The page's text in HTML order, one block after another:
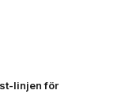
linjen för